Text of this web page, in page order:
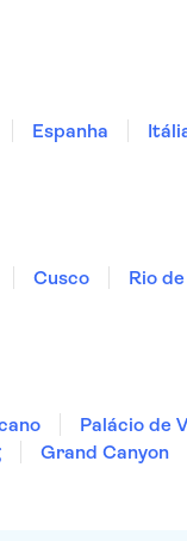
Espanha
Cusco Rio
Palácio de
Grand Canyon